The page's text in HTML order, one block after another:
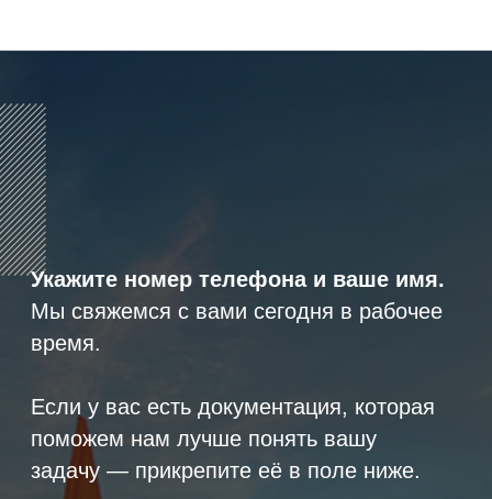
ООО «АРМЕТ РУС» Юридический адрес: ул. 2-
я Брянская, д.34А, офис 401
2023 © ARMET GROUP
Политика конфиденциальности
Эксклюзивный представитель
завода